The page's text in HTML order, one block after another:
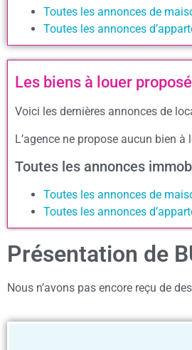
Toutes les annonces de
Toutes les annonces
Les biens à louer
Voici les dernières annonces de
L’agence ne propose aucun bien
Toutes les annonces
Toutes les annonces de
Toutes les annonces
Présentation de
Nous n’avons pas encore reçu de